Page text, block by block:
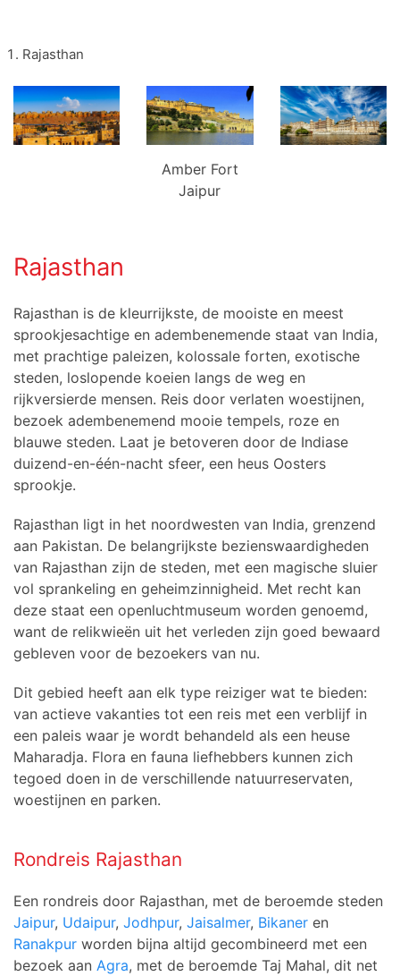
Rajasthan
Amber Fort
Jaipur
Rajasthan
Rajasthan is de kleurrijkste, de mooiste en meest
sprookjesachtige en adembenemende staat van India,
met prachtige paleizen, kolossale forten, exotische
steden, loslopende koeien langs de weg en
rijkversierde mensen. Reis door verlaten woestijnen,
bezoek adembenemend mooie tempels, roze en
blauwe steden. Laat je betoveren door de Indiase
duizend-en-één-nacht sfeer, een heus Oosters
sprookje.
Rajasthan ligt in het noordwesten van India, grenzend
aan Pakistan. De belangrijkste bezienswaardigheden
van Rajasthan zijn de steden, met een magische sluier
vol sprankeling en geheimzinnigheid. Met recht kan
deze staat een openluchtmuseum worden genoemd,
want de relikwieën uit het verleden zijn goed bewaard
gebleven voor de bezoekers van nu.
Dit gebied heeft aan elk type reiziger wat te bieden:
van actieve vakanties tot een reis met een verblijf in
een paleis waar je wordt behandeld als een heuse
Maharadja. Flora en fauna liefhebbers kunnen zich
tegoed doen in de verschillende natuurreservaten,
woestijnen en parken.
Rondreis Rajasthan
Een rondreis door Rajasthan, met de beroemde steden
Jaipur, Udaipur, Jodhpur, Jaisalmer, Bikaner en
Ranakpur worden bijna altijd gecombineerd met een
bezoek aan Agra, met de beroemde Taj Mahal, dit net